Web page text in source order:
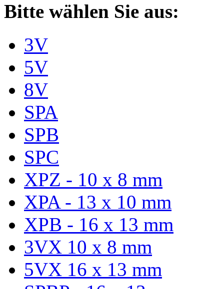
Bitte wählen Sie aus:
3V
5V
8V
SPA
SPB
SPC
XPZ - 10 x 8 mm
XPA - 13 x 10 mm
XPB - 16 x 13 mm
3VX 10 x 8 mm
5VX 16 x 13 mm